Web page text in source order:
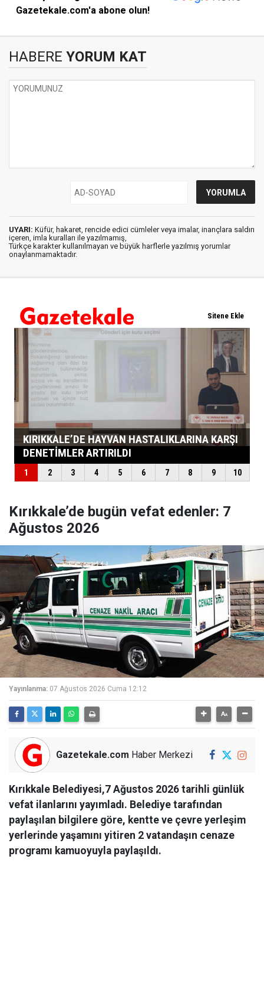
Gazetekale.com'a abone olun!
HABERE YORUM KAT
UYARI: Küfür, hakaret, rencide edici cümleler veya imalar, inançlara saldırı
içeren, imla kuralları ile yazılmamış,
Türkçe karakter kullanılmayan ve büyük harflerle yazılmış yorumlar
onaylanmamaktadır.
Kırıkkale’de bugün vefat edenler: 7
Ağustos 2026
Yayınlanma: 07 Ağustos 2026 Cuma 12:12
Gazetekale.com Haber Merkezi
Kırıkkale Belediyesi,7 Ağustos 2026 tarihli günlük
vefat ilanlarını yayımladı. Belediye tarafından
paylaşılan bilgilere göre, kentte ve çevre yerleşim
yerlerinde yaşamını yitiren 2 vatandaşın cenaze
programı kamuoyuyla paylaşıldı.